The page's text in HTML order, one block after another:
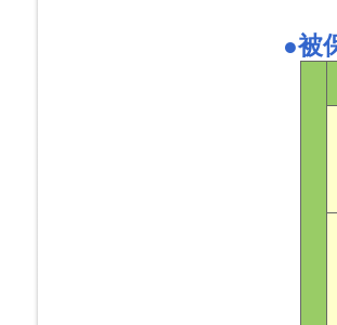
●被